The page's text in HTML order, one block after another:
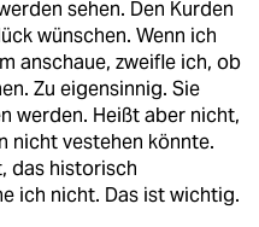
sehen. Den Kurden
wünschen. Wenn ich
anschaue, zweifle ich, ob
Zu eigensinnig. Sie
werden. Heißt aber nicht,
nicht vestehen könnte.
das historisch
ich nicht. Das ist wichtig.